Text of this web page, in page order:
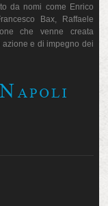
da nomi come Enrico
Bax, Raffaele
che venne creata
e di impegno dei